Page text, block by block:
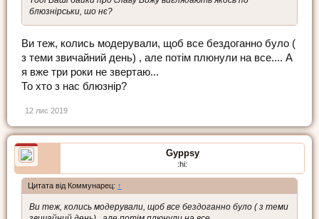
блюзнірськи, шо нє?
Ви теж, колись модерували, щоб все бездоганно було (
з теми звичайний день) , але потім плюнули на все.... А
я вже три роки не звертаю...
То хто з нас блюзнір?
12 лис 2019
Gyppsy
:hi:
Цитата від Коммунарец: ↑
Ви теж, колись модерували, щоб все бездоганно було ( з теми